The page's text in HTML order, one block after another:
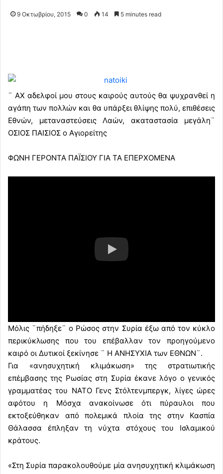
9 Οκτωβρίου, 2015 0 14 5 minutes read
¨ ΑΧ αδελφοί μου στους καιρούς αυτούς θα ψυχρανθεί η
αγάπη των πολλών και θα υπάρξει θλίψης πολύ, επιθέσεις
Εθνών, μεταναστεύσεις Λαών, ακαταστασία μεγάλη¨
ΟΣΙΟΣ ΠΑΙΣΙΟΣ ο Αγιορείτης
ΦΩΝΗ ΓΕΡΟΝΤΑ ΠΑΪΣΙΟΥ ΓΙΑ ΤΑ ΕΠΕΡΧΟΜΕΝΑ
Μόλις ¨πήδηξε¨ ο Ρώσος στην Συρία έξω από τον κύκλο
περικύκλωσης που του επέβαλλαν τον προηγούμενο
καιρό οι Δυτικοί ξεκίνησε ¨ Η ΑΝΗΣΥΧΙΑ των ΕΘΝΩΝ¨.
Για «ανησυχητική κλιμάκωση» της στρατιωτικής
επέμβασης της Ρωσίας στη Συρία έκανε λόγο ο γενικός
γραμματέας του ΝΑΤΟ Γενς Στόλτενμπεργκ, λίγες ώρες
αφότου η Μόσχα ανακοίνωσε ότι πύραυλοι που
εκτοξεύθηκαν από πολεμικά πλοία της στην Κασπία
Θάλασσα έπληξαν τη νύχτα στόχους του Ισλαμικού
κράτους.
«Στη Συρία παρακολουθούμε μία ανησυχητική κλιμάκωση